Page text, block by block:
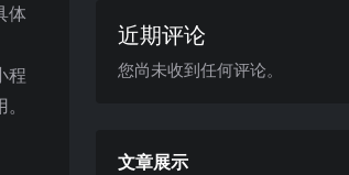
体
程
近期评论
您尚未收到任何评论。
文章展示